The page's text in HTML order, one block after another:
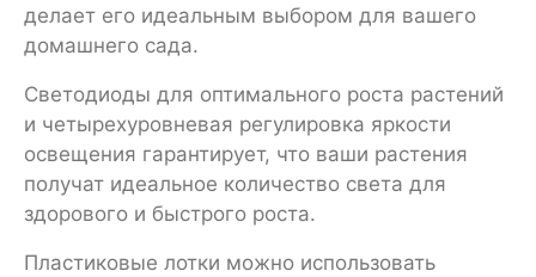
делает его идеальным выбором для вашего
домашнего сада.
Светодиоды для оптимального роста растений
и четырехуровневая регулировка яркости
освещения гарантирует, что ваши растения
получат идеальное количество света для
здорового и быстрого роста.
Пластиковые лотки можно использовать